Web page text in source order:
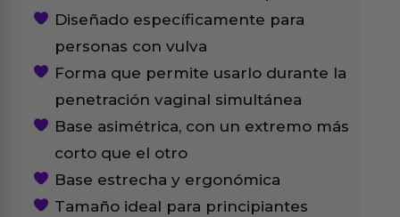
Diseñado específicamente para
personas con vulva
Forma que permite usarlo durante la
penetración vaginal simultánea
Base asimétrica, con un extremo más
corto que el otro
Base estrecha y ergonómica
Tamaño ideal para principiantes